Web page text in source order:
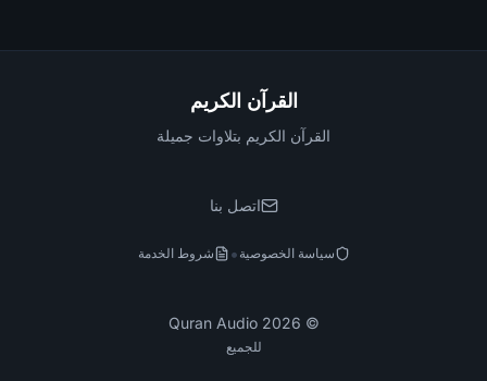
القرآن الكريم
القرآن الكريم بتلاوات جميلة
اتصل بنا
سياسة الخصوصية • شروط الخدمة
©
2026
Quran Audio
للجميع